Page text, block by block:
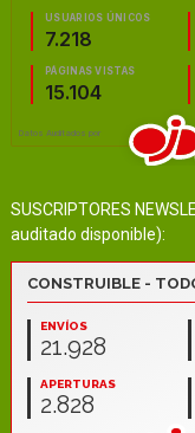
SUSCRIPTORES
auditado disponible):